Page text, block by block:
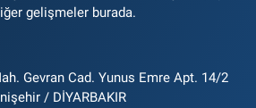
gelişmeler burada.
Gevran Cad. Yunus Emre Apt. 14/2
/ DİYARBAKIR